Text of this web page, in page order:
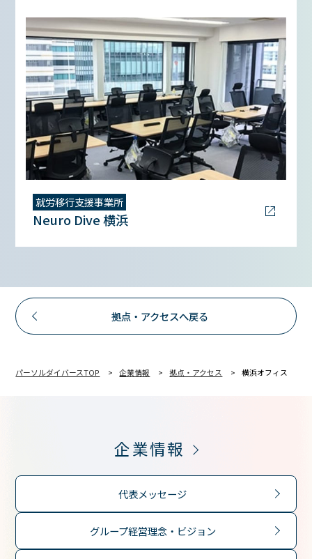
就労移行支援事業所
Neuro Dive 横浜
拠点・アクセスへ戻る
パーソルダイバースTOP 企業情報 拠点・アクセス 横浜オフィス
企業情報
代表メッセージ
グループ経営理念・ビジョン